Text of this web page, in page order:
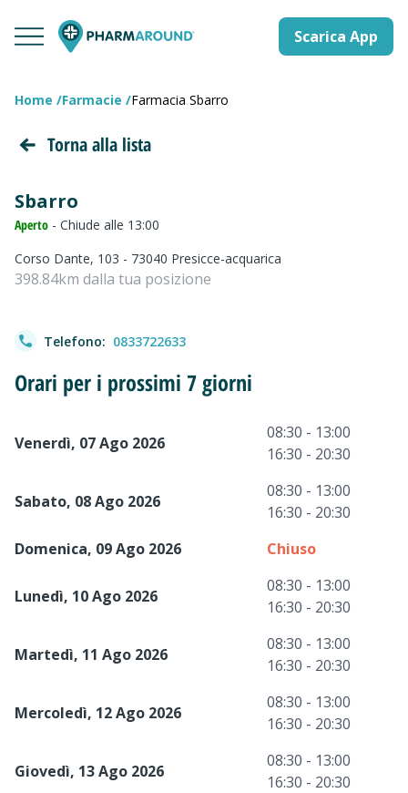
Scarica App
Home Farmacie Farmacia Sbarro
Torna alla lista
Sbarro
Aperto - Chiude alle 13:00
Corso Dante, 103 - 73040 Presicce-acquarica
398.84km dalla tua posizione
Telefono: 0833722633
Orari per i prossimi 7 giorni
Venerdì, 07 Ago 2026
08:30 - 13:00
16:30 - 20:30
Sabato, 08 Ago 2026
08:30 - 13:00
16:30 - 20:30
Domenica, 09 Ago 2026
Chiuso
Lunedì, 10 Ago 2026
08:30 - 13:00
16:30 - 20:30
Martedì, 11 Ago 2026
08:30 - 13:00
16:30 - 20:30
Mercoledì, 12 Ago 2026
08:30 - 13:00
16:30 - 20:30
Giovedì, 13 Ago 2026
08:30 - 13:00
16:30 - 20:30